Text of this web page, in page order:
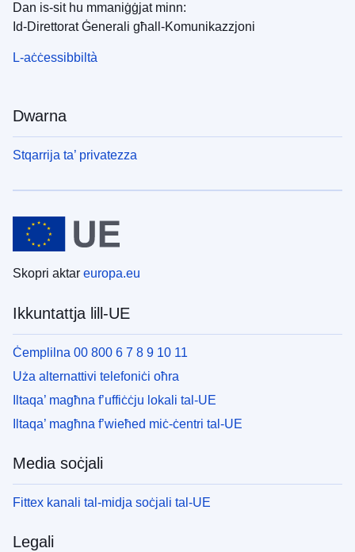
Dan is-sit hu mmaniġġjat minn:
Id-Direttorat Ġenerali għall-Komunikazzjoni
L-aċċessibbiltà
Dwarna
Stqarrija ta’ privatezza
Skopri aktar europa.eu
Ikkuntattja lill-UE
Ċemplilna 00 800 6 7 8 9 10 11
Uża alternattivi telefoniċi oħra
Iltaqa’ magħna f’uffiċċju lokali tal-UE
Iltaqa’ magħna f’wieħed miċ-ċentri tal-UE
Media soċjali
Fittex kanali tal-midja soċjali tal-UE
Legali